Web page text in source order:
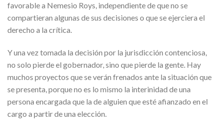
favorable a Nemesio Roys, independiente de que no se
compartieran algunas de sus decisiones o que se ejerciera el
derecho a la crítica.
Y una vez tomada la decisión por la jurisdicción contenciosa,
no solo pierde el gobernador, sino que pierde la gente. Hay
muchos proyectos que se verán frenados ante la situación que
se presenta, porque no es lo mismo la interinidad de una
persona encargada que la de alguien que esté afianzado en el
cargo a partir de una elección.